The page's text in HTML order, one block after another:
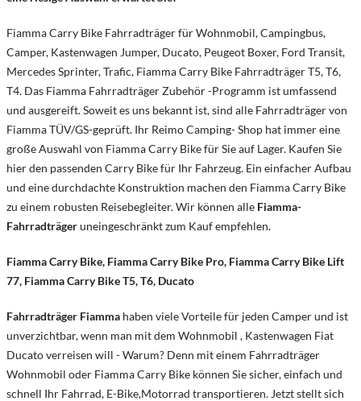
Fiamma Carry Bike Fahrradträger für Wohnmobil, Campingbus,
Camper, Kastenwagen Jumper, Ducato, Peugeot Boxer, Ford Transit,
Mercedes Sprinter, Trafic, Fiamma Carry Bike Fahrradträger T5, T6,
T4. Das Fiamma Fahrradträger Zubehör -Programm ist umfassend
und ausgereift. Soweit es uns bekannt ist, sind alle Fahrradträger von
Fiamma TÜV/GS-geprüft. Ihr Reimo Camping- Shop hat immer eine
große Auswahl von Fiamma Carry Bike für Sie auf Lager. Kaufen Sie
hier den passenden Carry Bike für Ihr Fahrzeug. Ein einfacher Aufbau
und eine durchdachte Konstruktion machen den Fiamma Carry Bike
zu einem robusten Reisebegleiter. Wir können alle Fiamma-
Fahrradträgeruneingeschränkt zum Kauf empfehlen.
Fiamma Carry Bike, Fiamma Carry Bike Pro, Fiamma Carry Bike Lift
77, Fiamma Carry Bike T5, T6, Ducato
Fahrradträger Fiamma haben viele Vorteile für jeden Camper und ist
unverzichtbar, wenn man mit dem Wohnmobil , Kastenwagen Fiat
Ducato verreisen will - Warum? Denn mit einem Fahrradträger
Wohnmobil oder Fiamma Carry Bike können Sie sicher, einfach und
schnell Ihr Fahrrad, E-Bike,Motorrad transportieren. Jetzt stellt sich